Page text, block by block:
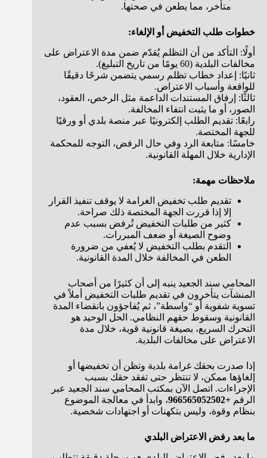
متأخر، مما يطعن في صحتها.
خطوات طلب التخفيض أو الإلغاء:
أولًا: التأكد من أن التظلم يُقدّم ضمن مدة الاعتراض على
مخالفات البلدية (60 يومًا من تاريخ التبليغ).
ثانيًا: إعداد خطاب تظلم رسمي يتضمن شرحًا دقيقًا
للواقعة وأسباب الاعتراض.
ثالثًا: إرفاق المستندات الداعمة مثل الرخص، العقود،
الصور، أو ما يثبت انتفاء المخالفة.
رابعًا: تقديم الطلب إلكترونيًا عبر منصة بلدي أو ورقيًا
للجهة المختصة.
خامسًا: متابعة الرد وفي حال الرفض، التوجه للمحكمة
الإدارية خلال المهلة القانونية.
ملاحظات مهمة:
تقديم طلب تخفيض الغرامة لا يوقف تنفيذ القرار
إلا إذا قررت الجهة المختصة ذلك صراحة.
كثير من طلبات التخفيض تُرفض بسبب عدم
وضوح الصيغة أو ضعف المبررات.
التقدم بطلب التخفيض لا يُعفي من ضرورة
الطعن في المخالفة خلال المدة القانونية.
المحامي سند الجعيد ينبه إلى أن كثيرًا من أصحاب
المنشآت يتأخرون في تقديم طلبات التخفيض أملاً في
تسوية شفوية أو “واسطة”، ثم يُفاجؤون بانقضاء المدة
القانونية وسقوط حقهم النظامي. الحل الوحيد هو
التحرك السريع، بصيغة قانونية قوية، خلال مدة
الاعتراض على مخالفات البلدية.
إذا صدرت بحقك غرامة بلدية وتظن أن تخفيضها أو
إلغاؤها ممكن، لا تنتظر حتى تفقد حقك بسبب
الإجراءات. اتصل الآن بمكتب المحامي سند الجعيد عبر
الرقم +966565052502
، وابدأ في معالجة الموضوع
بنظام وقوة، وليس بتكهنات أو اجتهادات شخصية.
ما بعد رفض الاعتراض البلدي